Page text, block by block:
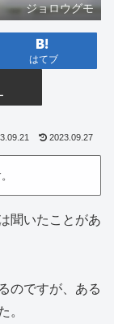
ジョロウグモ
はてブ
2023.09.27
聞いたことがあ
のですが、ある
。